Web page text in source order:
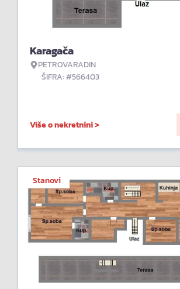
Karagača
PETROVARADIN
ŠIFRA: #566403
Više o nekretnini >
Stanovi